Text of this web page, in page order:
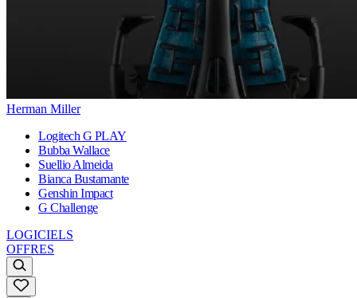
Herman Miller
Logitech G PLAY
Bubba Wallace
Suellio Almeida
Bianca Bustamante
Genshin Impact
G Challenge
LOGICIELS
OFFRES